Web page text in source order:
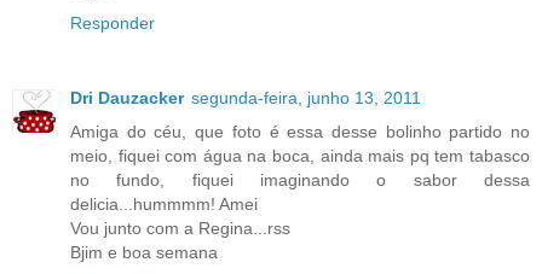
Responder
Dri Dauzacker segunda-feira, junho 13, 2011
Amiga do céu, que foto é essa desse bolinho partido no
meio, fiquei com água na boca, ainda mais pq tem tabasco
no fundo, fiquei imaginando o sabor dessa
delicia...hummmm! Amei
Vou junto com a Regina...rss
Bjim e boa semana